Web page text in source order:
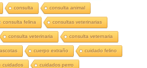
consulta consulta animal
consulta felina consultas veterinarias
consulta veterinaria consulta veternaria
cuerpo extraño cuidado felino
cuidados cuidados perro